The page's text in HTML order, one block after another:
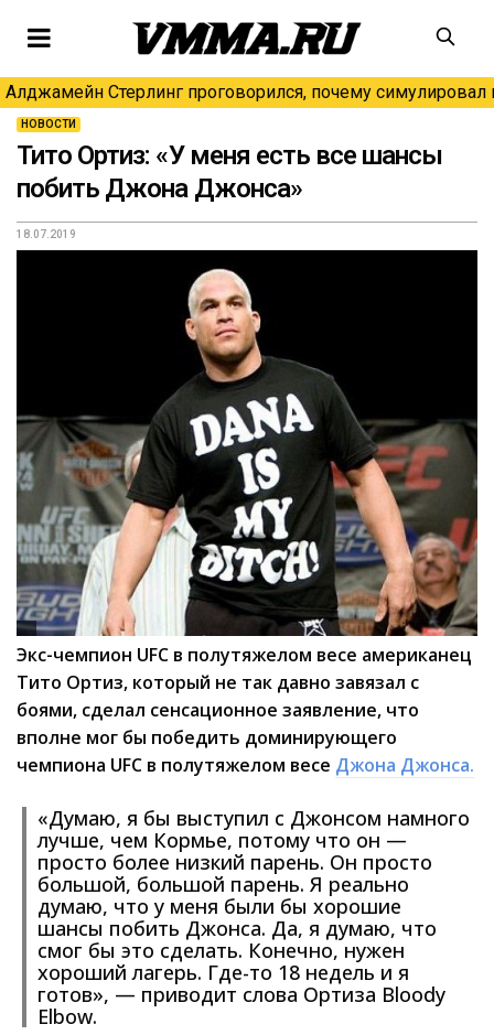
Алджамейн Стерлинг проговорился, почему симулировал
НОВОСТИ
Тито Ортиз: «У меня есть все шансы
побить Джона Джонса»
18.07.2019
Экс-чемпион UFC в полутяжелом весе американец
Тито Ортиз, который не так давно завязал с
боями, сделал сенсационное заявление, что
вполне мог бы победить доминирующего
чемпиона UFC в полутяжелом весе Джона Джонса.
«Думаю, я бы выступил с Джонсом намного
лучше, чем Кормье, потому что он —
просто более низкий парень. Он просто
большой, большой парень. Я реально
думаю, что у меня были бы хорошие
шансы побить Джонса. Да, я думаю, что
смог бы это сделать. Конечно, нужен
хороший лагерь. Где-то 18 недель и я
готов», — приводит слова Ортиза Bloody
Elbow.